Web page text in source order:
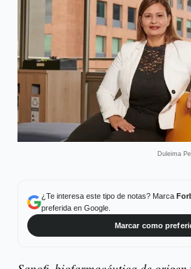
Duleima
¿Te interesa este tipo de notas? Marca
preferida en Google.
Marcar como